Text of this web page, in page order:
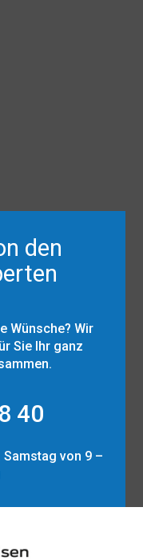
den
Wünsche? Wir
Sie Ihr ganz
40
von 9 –